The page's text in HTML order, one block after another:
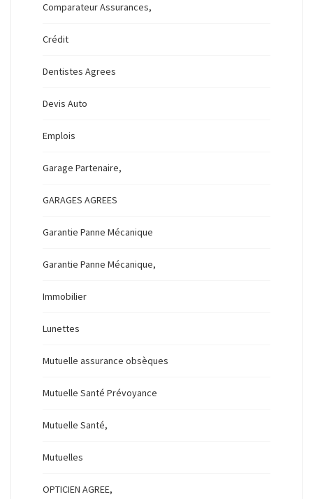
Comparateur Assurances,
Crédit
Dentistes Agrees
Devis Auto
Emplois
Garage Partenaire,
GARAGES AGREES
Garantie Panne Mécanique
Garantie Panne Mécanique,
Immobilier
Lunettes
Mutuelle assurance obsèques
Mutuelle Santé Prévoyance
Mutuelle Santé,
Mutuelles
OPTICIEN AGREE,